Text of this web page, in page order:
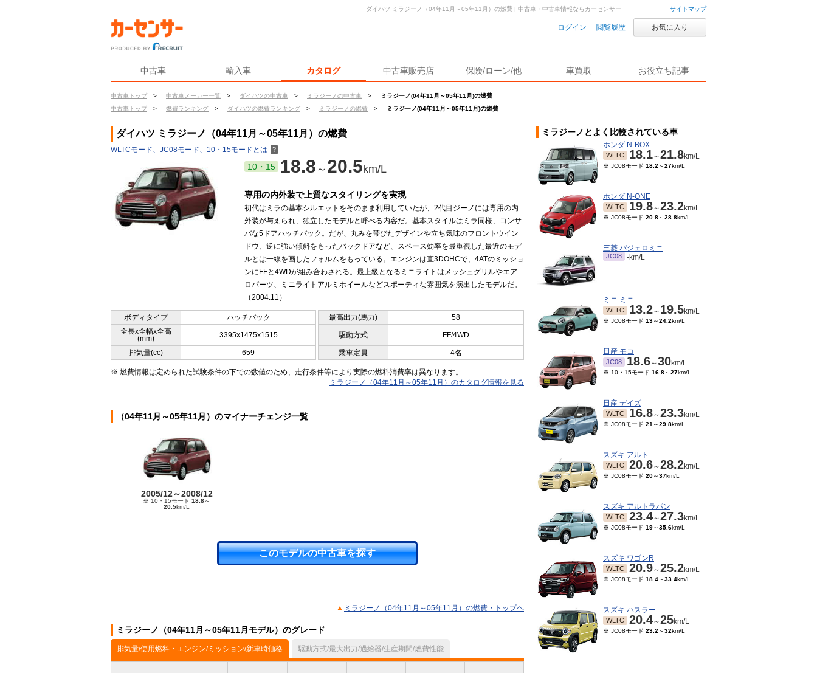
サイトマップ
ログイン 閲覧履歴 お気に入り
中古車 輸入車 カタログ 中古車販売店 保険/ローン/他 車買取 お役立ち記事
中古車トップ > 中古車メーカー一覧 > ダイハツの中古車 > ミラジーノの中古車 >
ミラジーノ(04年11月～05年11月)の燃費
中古車トップ
> 燃費ランキング > ダイハツの燃費ランキング > ミラジーノの燃費 > ミラジーノ(04年11月～05年11月)の燃費
ダイハツ ミラジーノ（04年11月～05年11月）の燃費 | 中古車・中古車情報ならカーセンサー
ダイハツ ミラジーノ（04年11月～05年11月）の燃費
WLTCモード、JC08モード、10・15モードとは ？
10・15 18.8 ～ 20.5km/L
専用の内外装で上質なスタイリングを実現
初代はミラの基本シルエットをそのまま利用していたが、2代目ジーノには専用の内
外装が与えられ、独立したモデルと呼べる内容だ。基本スタイルはミラ同様、コンサ
バな5ドアハッチバック。だが、丸みを帯びたデザインや立ち気味のフロントウイン
ドウ、逆に強い傾斜をもったバックドアなど、スペース効率を最重視した最近のモデ
ルとは一線を画したフォルムをもっている。エンジンは直3DOHCで、4ATのミッショ
ンにFFと4WDが組み合わされる。最上級となるミニライトはメッシュグリルやエア
ロパーツ、ミニライトアルミホイールなどスポーティな雰囲気を演出したモデルだ。
（2004.11）
ボディタイプ ハッチバック 最高出力(馬力)
58
全長x全幅x全高
(mm)
3395x1475x1515 駆動方式 FF/4WD
排気量(cc) 659 乗車定員 4名
※ 燃費情報は定められた試験条件の下での数値のため、走行条件等により実際の燃料消費率は異なります。
ミラジーノ（04年11月～05年11月）のカタログ情報を見る
（04年11月～05年11月）のマイナーチェンジ一覧
2005/12～2008/12
※ 10・15モード 18.8～
20.5km/L
このモデルの中古車を探す
ミラジーノ（04年11月～05年11月）の燃費・トップヘ
ミラジーノ（04年11月～05年11月モデル）のグレード
排気量/使用燃料・エンジン/ミッション/新車時価格 駆動方式/最大出力/過給器/生産期間/燃費性能
ミラジーノとよく比較されている車
ホンダ N-BOX
WLTC 18.1～21.8km/L
※ JC08モード 18.2 ～27km/L
ホンダ N-ONE
WLTC 19.8～23.2km/L
※ JC08モード 20.8～28.8km/L
三菱 パジェロミニ
JC08 -km/L
ミニ ミニ
WLTC 13.2～ 19.5km/L
※ JC08モード 13～24.2km/L
日産 モコ
JC08 18.6～30km/L
※ 10・15モード 16.8～27km/L
日産 デイズ
WLTC 16.8～23.3km/L
※ JC08モード 21 ～29.8km/L
スズキ アルト
WLTC 20.6～28.2km/L
※ JC08モード 20～37km/L
スズキ アルトラパン
WLTC 23.4～27.3km/L
※ JC08モード 19～35.6km/L
スズキ ワゴンR
WLTC 20.9～25.2km/L
※ JC08モード 18.4～33.4km/L
スズキ ハスラー
WLTC 20.4～25km/L
※ JC08モード 23.2 ～32km/L